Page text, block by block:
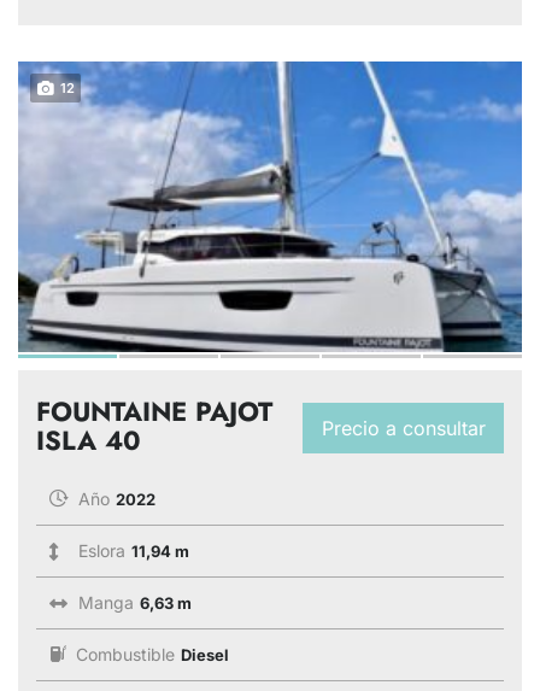
12
Precio a consultar
FOUNTAINE PAJOT
ISLA 40
Año 2022
Eslora 11,94 m
Manga 6,63 m
Combustible Diesel